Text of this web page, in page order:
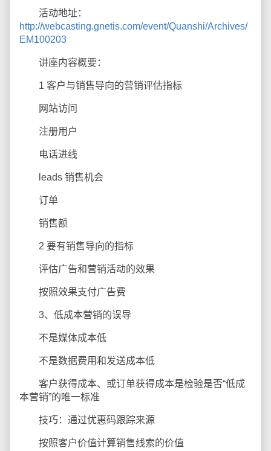
活动地址：
http://webcasting.gnetis.com/event/Quanshi/Archives/
EM100203
讲座内容概要：
1 客户与销售导向的营销评估指标
网站访问
注册用户
电话进线
leads 销售机会
订单
销售额
2 要有销售导向的指标
评估广告和营销活动的效果
按照效果支付广告费
3、低成本营销的误导
不是媒体成本低
不是数据费用和发送成本低
客户获得成本、或订单获得成本是检验是否“低成
本营销”的唯一标准
技巧：通过优惠码跟踪来源
按照客户价值计算销售线索的价值